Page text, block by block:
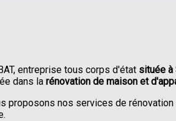
entreprise tous corps d'état située
dans la rénovation de maison et
proposons nos services de